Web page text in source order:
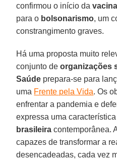
confirmou o início da
para o bolsonarismo, um
constrangimento graves.
Há uma proposta muito
conjunto deorganizações
Saúde prepara-se para
uma Frente pela Vida. Os
enfrentar a pandemia e
expressa uma
brasileira contemporânea.
capazes de transformar a
desencadeadas, cada vez